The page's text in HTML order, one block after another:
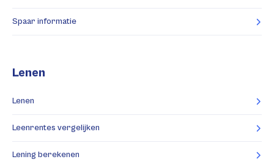
Spaar informatie
Lenen
Lenen
Leenrentes vergelijken
Lening berekenen